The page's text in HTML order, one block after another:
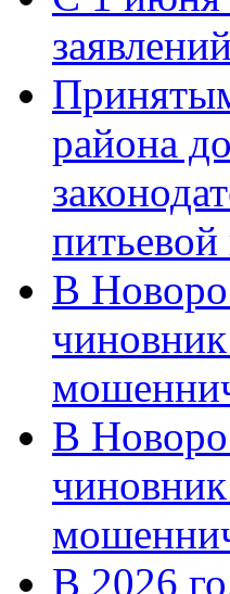
района
В
В
В 2026